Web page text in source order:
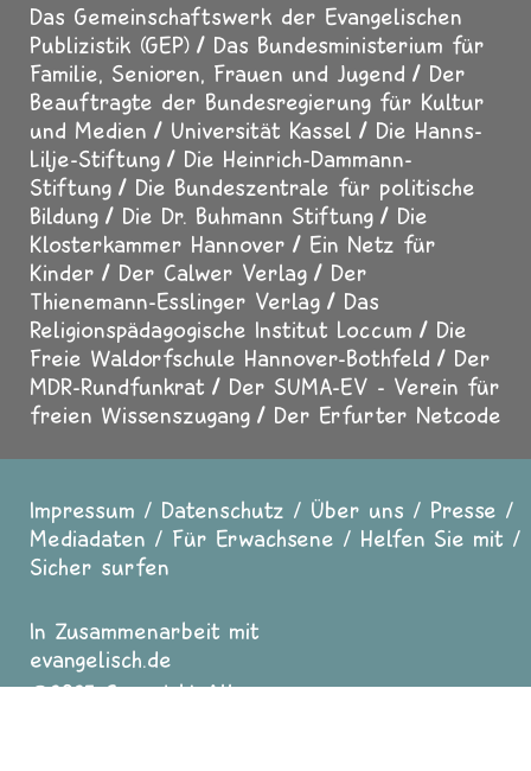
Das Gemeinschaftswerk der Evangelischen
Publizistik (GEP)
Das Bundesministerium für
Familie, Senioren, Frauen und Jugend
Der
Beauftragte der Bundesregierung für Kultur
und Medien
Universität Kassel
Die Hanns-
Lilje-Stiftung
Die Heinrich-Dammann-
Stiftung
Die Bundeszentrale für politische
Bildung
Die Dr. Buhmann Stiftung
Die
Klosterkammer Hannover
Ein Netz für
Kinder
Der Calwer Verlag
Der
Thienemann-Esslinger Verlag
Das
Religionspädagogische Institut Loccum
Die
Freie Waldorfschule Hannover-Bothfeld
Der
MDR-Rundfunkrat
Der SUMA-EV - Verein für
freien Wissenszugang
Der Erfurter Netcode
Fußzeile
Impressum Datenschutz Über uns
Presse
Mediadaten
Für Erwachsene
Helfen Sie mit
Sicher surfen
In Zusammenarbeit mit
evangelisch.de
2025 Copyright All